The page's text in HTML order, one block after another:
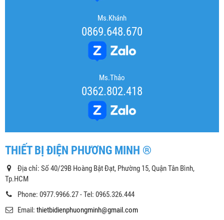
Ms.Khánh
0869.648.670
Ms.Thảo
0362.802.418
THIẾT BỊ ĐIỆN PHƯƠNG MINH ®
Địa chỉ: Số 40/29B Hoàng Bật Đạt, Phường 15, Quận Tân Bình,
Tp.HCM
Phone: 0977.9966.27 - Tel: 0965.326.444
Email: thietbidienphuongminh@gmail.com